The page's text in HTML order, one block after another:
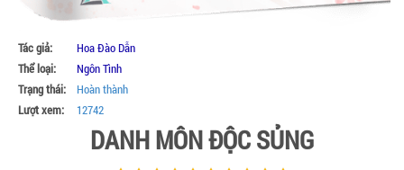
Tác giả:
Hoa Đào Dẫn
Thể loại:
Ngôn Tình
Trạng thái:
Hoàn thành
Lượt xem:
12742
DANH MÔN ĐỘC SỦNG